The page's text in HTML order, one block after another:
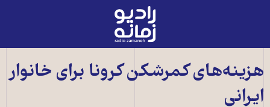
رادیو
زمانه
به
صفحه
هزینه‌های کمرشکن کرونا برای خانوار
ایرانی